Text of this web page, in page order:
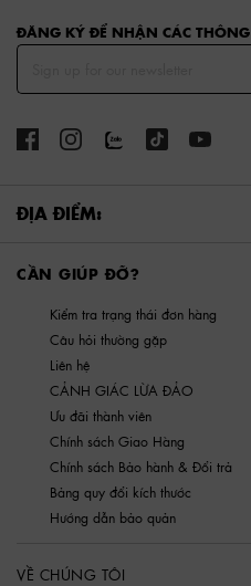
ĐĂNG KÝ ĐỂ NHẬN CÁC
ĐỊA ĐIỂM:
CẦN GIÚP ĐỠ?
Kiểm tra trạng thái đơn hàng
Câu hỏi thường gặp
Liên hệ
CẢNH GIÁC LỪA ĐẢO
Ưu đãi thành viên
Chính sách Giao Hàng
Chính sách Bảo hành & Đổi trả
Bảng quy đổi kích thước
Hướng dẫn bảo quản
VỀ CHÚNG TÔI